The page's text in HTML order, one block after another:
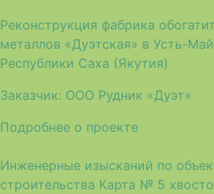
Реконструкция фабрика
металлов «Дуэтская» в Усть-
Республики Саха (Якутия)
Заказчик: ООО Рудник «Дуэт»
Подробнее о проекте
Инженерные изысканий по
строительства Карта № 5